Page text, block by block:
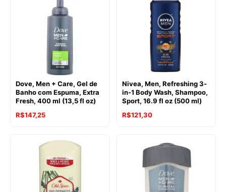
Dove, Men + Care, Gel de
Banho com Espuma, Extra
Fresh, 400 ml (13,5 fl oz)
R$147,25
Nivea, Men, Refreshing 3-
in-1 Body Wash, Shampoo,
Sport, 16.9 fl oz (500 ml)
R$121,30